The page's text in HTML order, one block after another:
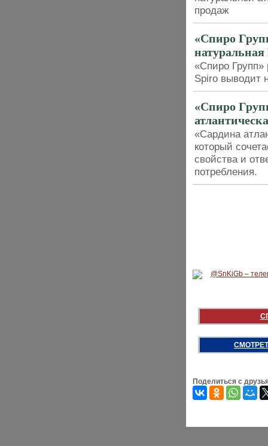
продаж
«Спиро
«Спиро Групп»
Spiro выводит
«Спиро
«Сардина
который
свойства и
потребления.
Поделиться с